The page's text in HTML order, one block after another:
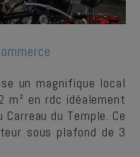
un magnifique local
m² en rdc idéalement
du Temple. Ce
sous plafond de 3